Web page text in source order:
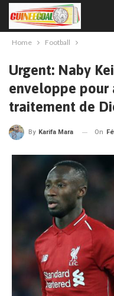
Home Football
Urgent: Naby
enveloppe pour
traitement de
By Karifa Mara On